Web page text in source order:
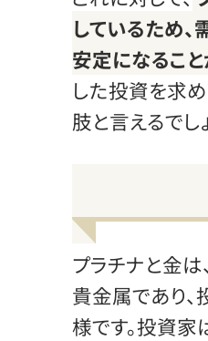
しているため
安定になること
した投資を求
肢と言えるでし
プラチナと金
貴金属であり
様です。投資